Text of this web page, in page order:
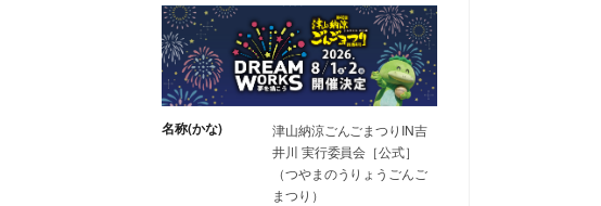
名称(かな)
津山納涼ごんごまつりIN吉
井川 実行委員会［公式］
（つやまのうりょうごんご
まつり）